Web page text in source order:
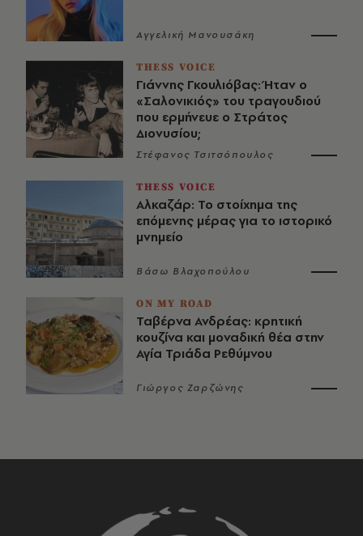
Αγγελική Μανουσάκη
THESS VOICE
Γιάννης Γκουλιόβας: Ήταν ο
«Σαλονικιός» του τραγουδιού
που ερμήνευε ο Στράτος
Διονυσίου;
Στέφανος Τσιτσόπουλος
THESS VOICE
Αλκαζάρ: Το στοίχημα της
επόμενης μέρας για το ιστορικό
μνημείο
Βάσω Βλαχοπούλου
ON MY ROAD
Ταβέρνα Ανδρέας: κρητική
κουζίνα και μοναδική θέα στην
Αγία Τριάδα Ρεθύμνου
Γιώργος Ζαρζώνης